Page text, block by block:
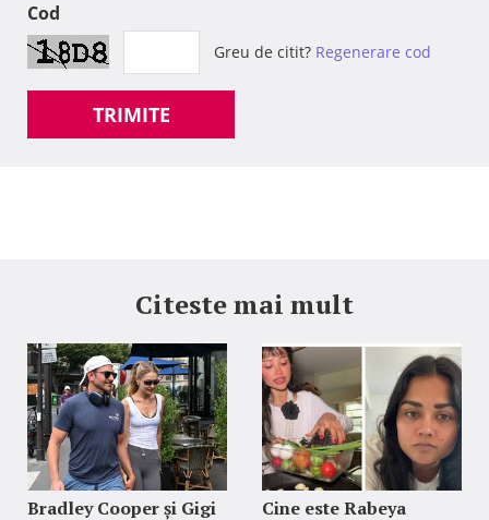
Cod
Greu de citit? Regenerare cod
TRIMITE
Citeste mai mult
Bradley Cooper și Gigi Cine este Rabeya